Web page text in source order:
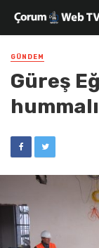
GÜNDEM
Güreş